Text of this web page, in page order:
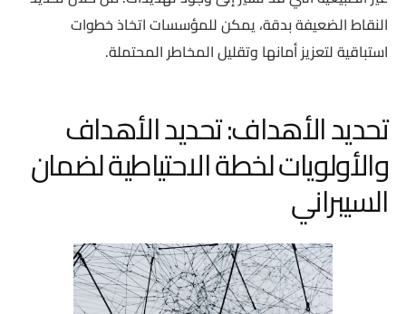
النقاط الضعيفة بدقة، يمكن للمؤسسات اتخاذ خطوات
استباقية لتعزيز أمانها وتقليل المخاطر المحتملة.
تحديد الأهداف: تحديد الأهداف
والأولويات لخطة الاحتياطية لضمان
السيبراني